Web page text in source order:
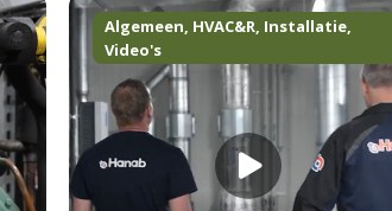
Algemeen, HVAC&R, Installatie,
Video's